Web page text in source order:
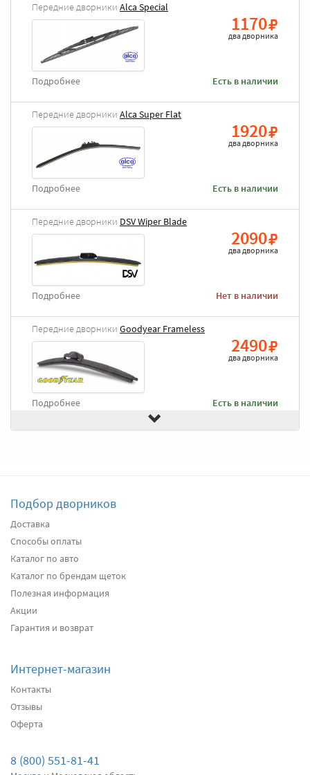
Передние дворники Alca Special
1170
два дворника
Есть в наличии
Подробнее
Передние дворники Alca Super Flat
1920
два дворника
Есть в наличии
Подробнее
Передние дворники DSV Wiper Blade
2090
два дворника
Нет в наличии
Подробнее
Передние дворники Goodyear Frameless
2490
два дворника
Есть в наличии
Подробнее
Подробнее
Передние дворники
Подробнее
Подробнее
Передние дворники
Подбор дворников
Доставка
Способы оплаты
Каталог по авто
Каталог по брендам щеток
Полезная информация
Акции
Гарантия и возврат
Интернет-магазин
Контакты
Отзывы
Оферта
8 (800) 551-81-41